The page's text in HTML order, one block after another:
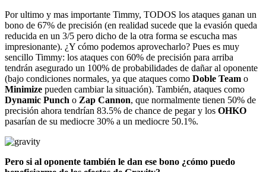
Por ultimo y mas importante Timmy, TODOS los ataques ganan un
bono de 67% de precisión (en realidad sucede que la evasión queda
reducida en un 3/5 pero dicho de la otra forma se escucha mas
impresionante). ¿Y cómo podemos aprovecharlo? Pues es muy
sencillo Timmy: los ataques con 60% de precisión para arriba
tendrán asegurado un 100% de probabilidades de dañar al oponente
(bajo condiciones normales, ya que ataques como Doble Team o
Minimize pueden cambiar la situación). También, ataques como
Dynamic Punch o Zap Cannon, que normalmente tienen 50% de
precisión ahora tendrían 83.5% de chance de pegar y los OHKO
pasarían de su mediocre 30% a un mediocre 50.1%.
Pero si al oponente también le dan ese bono ¿cómo puedo